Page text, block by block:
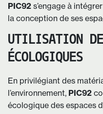
PIC92 s’engage à
la conception de ses
UTILISATION
ÉCOLOGIQUES
En privilégiant des
l’environnement, PIC92
écologique des espaces